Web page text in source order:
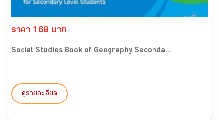
ราคา 168 บาท
Social Studies Book of Geography Seconda...
ดูรายละเอียด